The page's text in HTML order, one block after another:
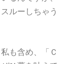
ルーしちゃう
も含め、「Ｃ